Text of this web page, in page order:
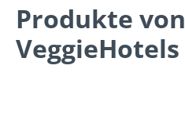
Produkte von
VeggieHotels